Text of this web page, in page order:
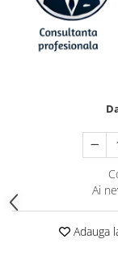
Ai
Adauga